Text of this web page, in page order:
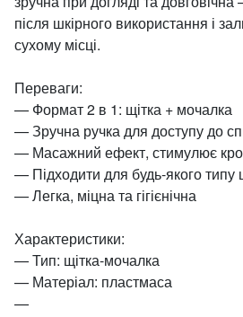
після шкірного використання і
сухому місці.
Переваги:
​​— Формат 2 в 1: щітка + мочалка
— Зручна ручка для доступу до
— Масажний ефект, стимулює
— Підходити для будь-якого типу
— Легка, міцна та гігієнічна
Характеристики:
— Тип: щітка-мочалка
— Матеріал: пластмаса
—